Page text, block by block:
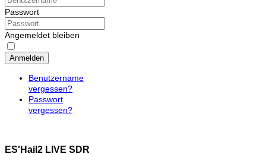
Passwort
Angemeldet bleiben
Anmelden
Benutzername
vergessen?
Passwort
vergessen?
ES'Hail2 LIVE SDR